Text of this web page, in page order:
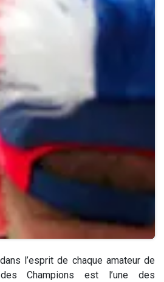
l’esprit de chaque amateur de
Champions est l’une des